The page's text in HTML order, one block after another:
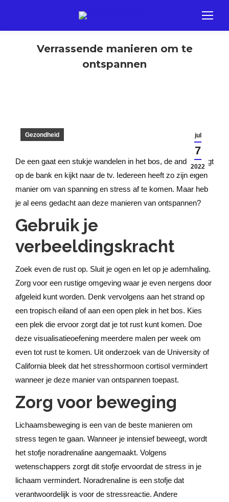
Verrassende manieren om te
ontspannen
jul
7
2022
Gezondheid
De een gaat een stukje wandelen in het bos, de ander hangt
op de bank en kijkt naar de tv. Iedereen heeft zo zijn eigen
manier om van spanning en stress af te komen. Maar heb
je al eens gedacht aan deze manieren van ontspannen?
Gebruik je
verbeeldingskracht
Zoek even de rust op. Sluit je ogen en let op je ademhaling.
Zorg voor een rustige omgeving waar je even nergens door
afgeleid kunt worden. Denk vervolgens aan het strand op
een tropisch eiland of aan een open plek in het bos. Kies
een plek die ervoor zorgt dat je tot rust kunt komen. Doe
deze visualisatieoefening meerdere malen per week om
even tot rust te komen. Uit onderzoek van de University of
California bleek dat het stresshormoon cortisol vermindert
wanneer je deze manier van ontspannen toepast.
Zorg voor beweging
Lichaamsbeweging is een van de beste manieren om
stress tegen te gaan. Wanneer je intensief beweegt, wordt
het stofje noradrenaline aangemaakt. Volgens
wetenschappers zorgt dit stofje ervoordat de stress in je
lichaam vermindert. Noradrenaline is een stofje dat
verantwoordelijk is voor de stressreactie. Andere